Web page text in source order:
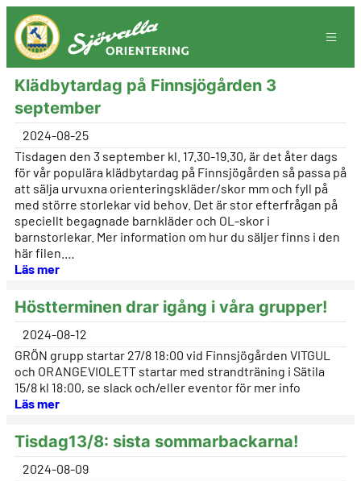
Hoppa
till
innehåll
Klädbytardag på Finnsjögården 3
september
2024-08-25
Tisdagen den 3 september kl. 17.30-19.30, är det åter dags
för vår populära klädbytardag på Finnsjögården så passa på
att sälja urvuxna orienteringskläder/skor mm och fyll på
med större storlekar vid behov. Det är stor efterfrågan på
speciellt begagnade barnkläder och OL-skor i
barnstorlekar. Mer information om hur du säljer finns i den
här filen.…
Läs mer
Höstterminen drar igång i våra grupper!
2024-08-12
GRÖN grupp startar 27/8 18:00 vid Finnsjögården VITGUL
och ORANGEVIOLETT startar med strandträning i Sätila
15/8 kl 18:00, se slack och/eller eventor för mer info
Läs mer
Tisdag13/8: sista sommarbackarna!
2024-08-09